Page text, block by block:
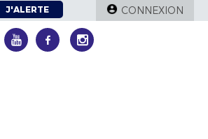
J'ALERTE CONNEXION